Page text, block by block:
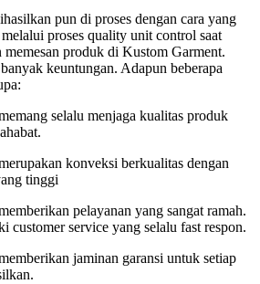
pun di proses dengan cara yang
proses quality unit control saat
produk di Kustom Garment.
keuntungan. Adapun beberapa
selalu menjaga kualitas produk
konveksi berkualitas dengan
tinggi
pelayanan yang sangat ramah.
customer service yang selalu fast respon.
jaminan garansi untuk setiap